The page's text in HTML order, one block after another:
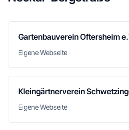
Gartenbauverein Oftersheim
Eigene Webseite
Kleingärtnerverein
Eigene Webseite